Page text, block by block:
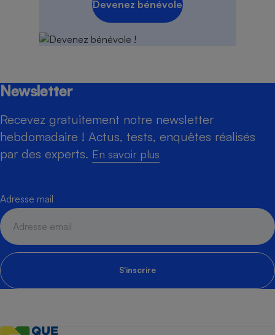
Devenez bénévole
Newsletter
Recevez gratuitement notre newsletter
hebdomadaire ! Actus, tests, enquêtes réalisés
par des experts. En savoir plus
Adresse mail
S'inscrire